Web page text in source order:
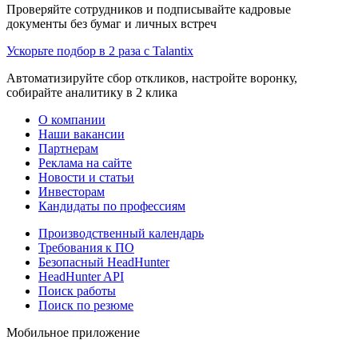
Проверяйте сотрудников и подписывайте кадровые
документы без бумаг и личных встреч
Ускорьте подбор в 2 раза с Talantix
Автоматизируйте сбор откликов, настройте воронку,
собирайте аналитику в 2 клика
О компании
Наши вакансии
Партнерам
Реклама на сайте
Новости и статьи
Инвесторам
Кандидаты по профессиям
Производственный календарь
Требования к ПО
Безопасный HeadHunter
HeadHunter API
Поиск работы
Поиск по резюме
Мобильное приложение